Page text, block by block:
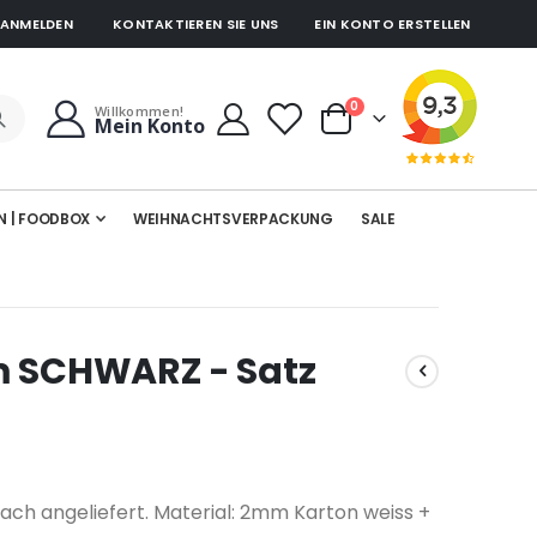
ANMELDEN KONTAKTIEREN SIE UNS EIN KONTO ERSTELLEN
Willkommen!
Mein Konto Cart
0Artikel
| FOODBOX WEIHNACHTSVERPACKUNG SALE
- Satz
angeliefert. Material: 2mm Karton weiss +